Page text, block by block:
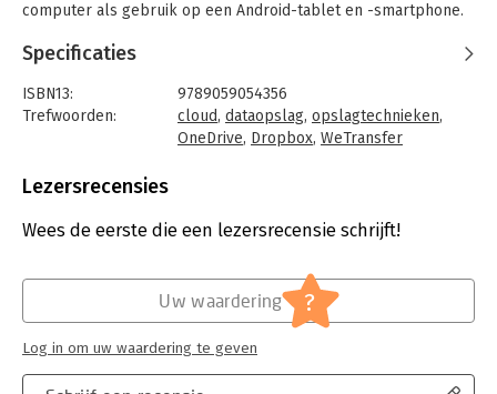
computer als gebruik op een Android-tablet en -smartphone.
Omdat bestanden op internet worden opgeslagen, wordt het
een clouddienst genoemd. OneDrive is de gratis online
opslagdienst van Microsoft. U krijgt 5GB gratis opslagruimte.
Het programma kan met diverse bestanden overweg,
bijvoorbeeld tekstdocumenten, muziek en foto's. Ook beschikt
PowerPoint. Dit zijn geen uitgebreide versies van de
thuisgebruiker.
opslagruimte. Ook dit programma wordt uitgebreid besproken
in deze titel, voor zowel de computer als tablet en
WeTransfer. Via de website of app van dit programma kunt u
Specificaties
ISBN13:
9789059054356
Trefwoorden:
cloud, dataopslag, opslagtechnieken,
OneDrive, Dropbox, WeTransfer
Bindwijze:
Uitgever:
Visual Steps
Hoofdrubriek:
IT-management / ICT
Serie:
Lezersrecensies
Wees de eerste die een lezersrecensie schrijft!
Uw waardering ?
Log in om uw waardering te geven